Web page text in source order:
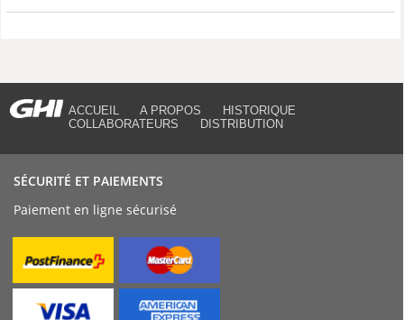
ACCUEIL A PROPOS
HISTORIQUE
COLLABORATEURS
DISTRIBUTION
SÉCURITÉ ET PAIEMENTS
Paiement en ligne sécurisé